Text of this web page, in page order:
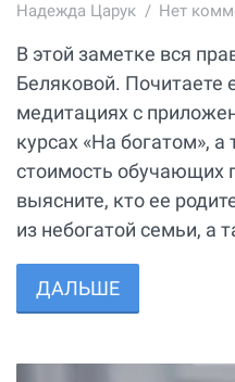
Надежда Царук Нет
В этой заметке вся
Беляковой.
медитациях с
курсах «На богатом»,
стоимость обучающих
выясните, кто ее
из небогатой семьи, а
ДАЛЬШЕ